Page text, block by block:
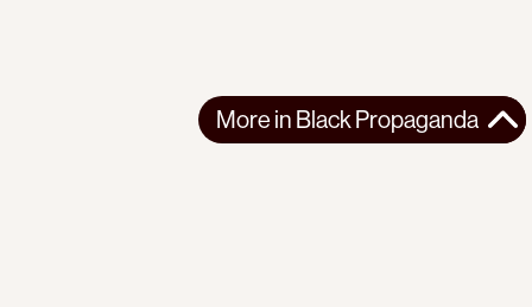
More in Black Propaganda